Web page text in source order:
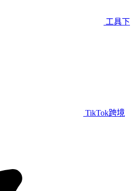
工具下
TikTok跨境